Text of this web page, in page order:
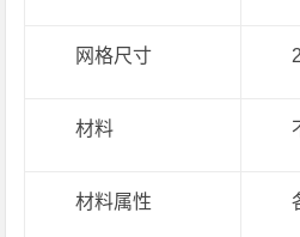
网格尺寸
材料
材料属性